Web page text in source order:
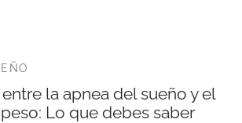
la apnea del sueño y el
Lo que debes saber